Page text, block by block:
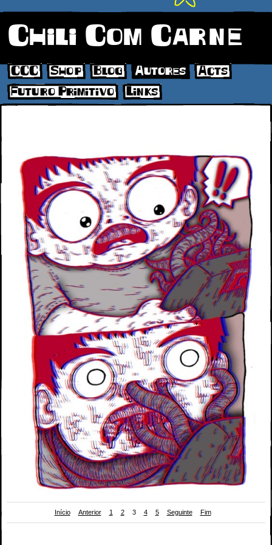
Chili Com Carne
CCC Shop Blog Autores
Acts
Futuro Primitivo
Links
Início Anterior 1 2 3 4 5 Seguinte Fim